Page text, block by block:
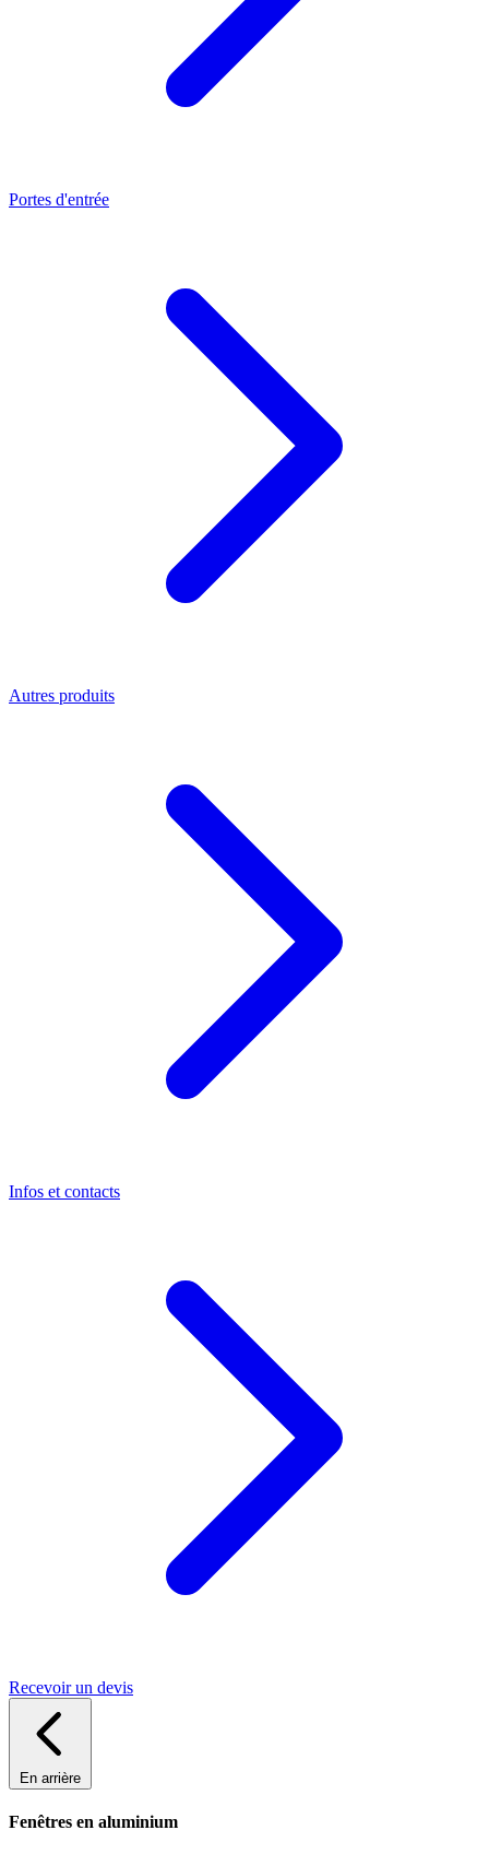
Portes d'entrée
Autres produits
Infos et contacts
Recevoir un devis
En arrière
Fenêtres en aluminium